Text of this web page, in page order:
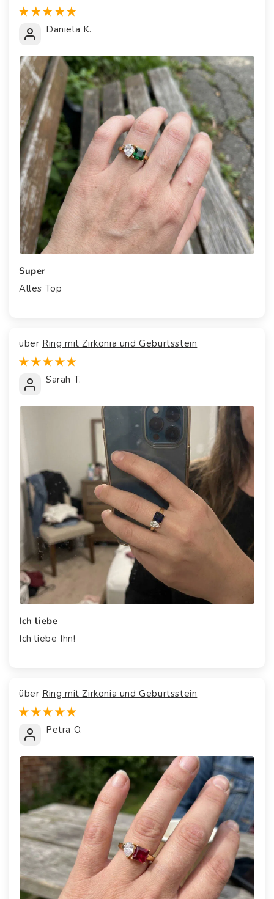
Daniela K.
Super
Alles Top
Ring mit Zirkonia und Geburtsstein
Sarah T.
Ich liebe
Ich liebe Ihn!
Ring mit Zirkonia und Geburtsstein
Petra O.